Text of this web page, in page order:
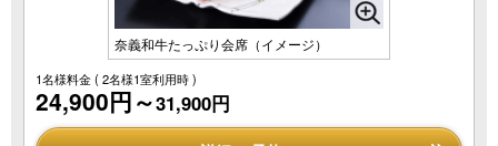
奈義和牛たっぷり会席（イメージ）
1名様料金( 2名様1室利用時 )
24,900円～31,900円